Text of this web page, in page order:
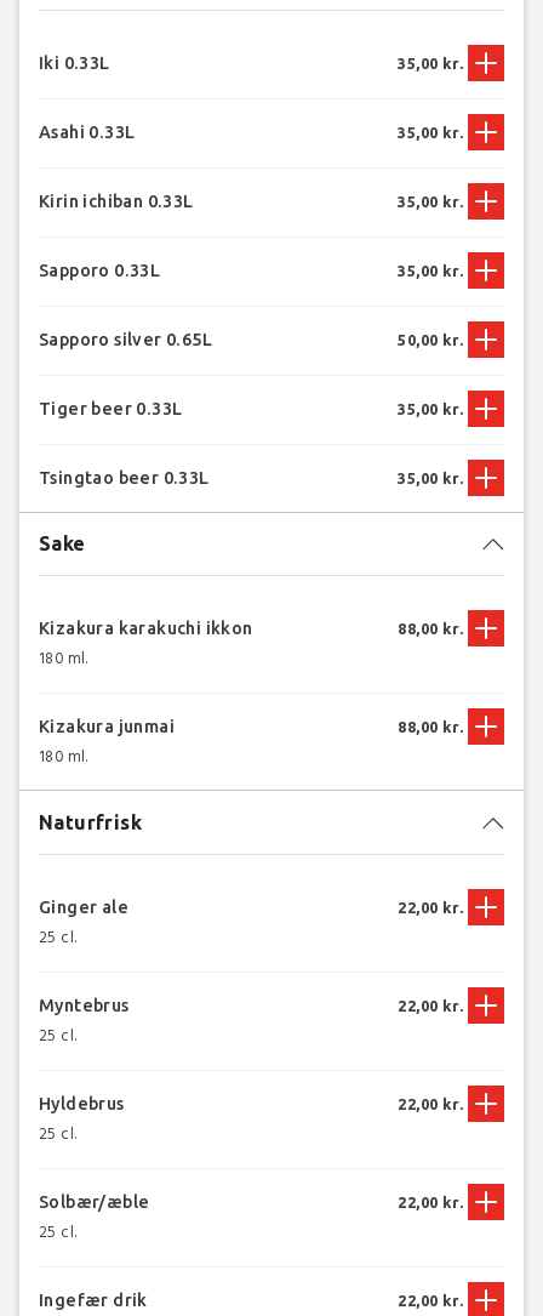
Iki 0.33L 35,00 kr.
Asahi 0.33L 35,00 kr.
Kirin ichiban 0.33L 35,00 kr.
Sapporo 0.33L 35,00 kr.
Sapporo silver 0.65L 50,00 kr.
Tiger beer 0.33L 35,00 kr.
Tsingtao beer 0.33L 35,00 kr.
Sake
Kizakura karakuchi ikkon
180 ml.
88,00 kr.
Kizakura junmai
180 ml.
88,00 kr.
Naturfrisk
Ginger ale
25 cl.
22,00 kr.
Myntebrus
25 cl.
22,00 kr.
Hyldebrus
25 cl.
22,00 kr.
Solbær/æble
25 cl.
22,00 kr.
Ingefær drik 22,00 kr.